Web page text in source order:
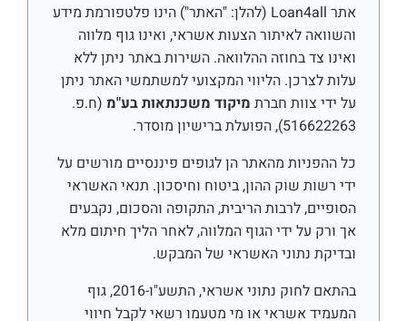
אתר Loan4all (להלן: "האתר") הינו פלטפורמת מידע
והשוואה לאיתור הצעות אשראי, ואינו גוף מלווה
ואינו צד בחוזה ההלוואה. השירות באתר ניתן ללא
עלות לצרכן. הליווי המקצועי למשתמשי האתר ניתן
על ידי צוות חברת מיקוד משכנתאות בע"מ (ח.פ.
516622263), הפועלת ברישיון מוסדר.
כל ההפניות מהאתר הן לגופים פיננסיים מורשים על
ידי רשות שוק ההון, ביטוח וחיסכון. תנאי האשראי
הסופיים, לרבות הריבית, התקופה והסכום, נקבעים
אך ורק על ידי הגוף המלווה, לאחר הליך חיתום מלא
ובדיקת נתוני האשראי של המבקש.
בהתאם לחוק נתוני אשראי, התשע"ו-2016, גוף
המעמיד אשראי או מי מטעמו רשאי לקבל חיווי